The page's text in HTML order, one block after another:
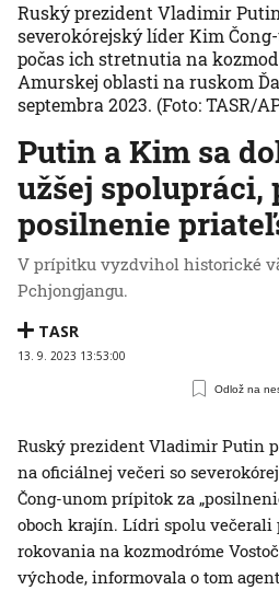
Putin a Kim sa
užšej
posilnenie
V prípitku vyzdvihol historické
Pchjongjangu.
TASR
13. 9. 2023 13:53:00
Odlož na
Ruský prezident Vladimir
severokórejský líder Kim
počas ich stretnutia na
Amurskej oblasti na ruskom
septembra 2023. (Foto: TASR/
Ruský prezident Vladimir Putin
na oficiálnej večeri so
Čong-unom prípitok za
oboch krajín. Lídri spolu večerali
rokovania na kozmodróme
východe, informovala o tom